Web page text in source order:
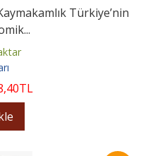
Türkiye’nin
,40TL